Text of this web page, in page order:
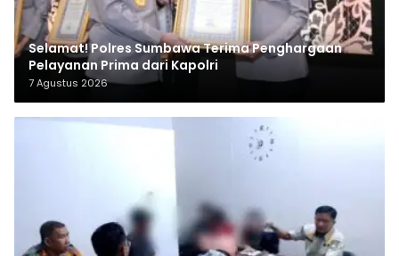
Selamat! Polres Sumbawa Terima Penghargaan
Pelayanan Prima dari Kapolri
7 Agustus 2026